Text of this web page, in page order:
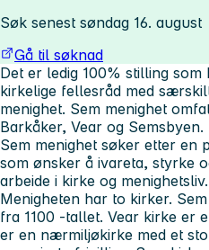
Søk senest søndag 16. august
Gå til søknad
Det er ledig 100% stilling
kirkelige fellesråd med
menighet. Sem menighet
Barkåker, Vear og Semsbyen.
Sem menighet søker etter en
som ønsker å ivareta, styrke
arbeide i kirke og menighetsliv.
Menigheten har to kirker.
fra 1100 -tallet. Vear kirke er
er en nærmiljøkirke med et